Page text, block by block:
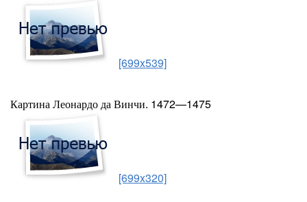
[699x539]
Картина Леонардо да Винчи. 1472—1475
[699x320]